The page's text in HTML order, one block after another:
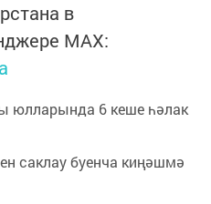
в
MАХ:
юлларында 6 кеше һәлак
саклау буенча киңәшмә